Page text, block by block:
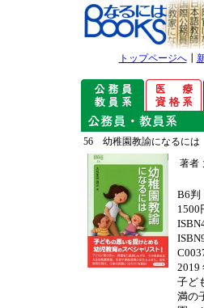
トップページへ┃
56 幼稚園教諭になるには
著者
B6判
1500
子ど
満の